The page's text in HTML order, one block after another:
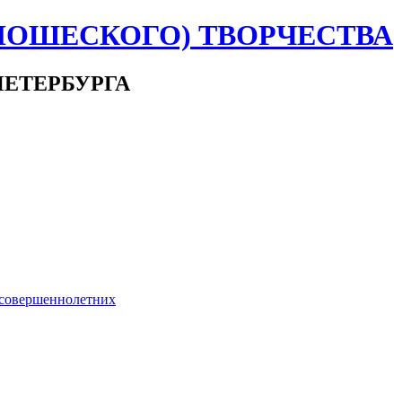
ТВОРЧЕСТВА